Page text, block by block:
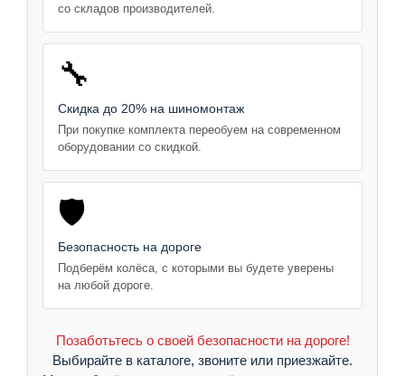
со складов производителей.
🔧
Скидка до 20% на шиномонтаж
При покупке комплекта переобуем на современном
оборудовании со скидкой.
🛡️
Безопасность на дороге
Подберём колёса, с которыми вы будете уверены
на любой дороге.
Позаботьтесь о своей безопасности на дороге!
Выбирайте в каталоге, звоните или приезжайте.